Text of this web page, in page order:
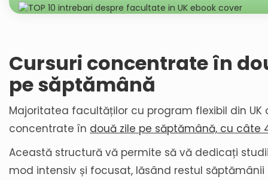
Cursuri concentrate în
pe săptămână
Majoritatea facultăților cu program flexibil din UK
concentrate în două zile pe săptămână, cu câte
Această structură vă permite să vă dedicați
mod intensiv și focusat, lăsând restul săptămânii